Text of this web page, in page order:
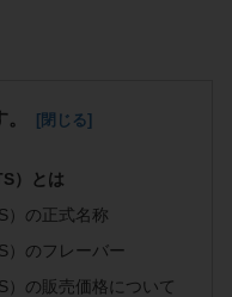
）とは
）の正式名称
）のフレーバー
）の販売価格について